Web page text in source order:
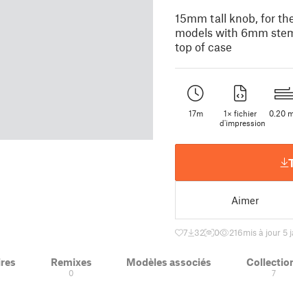
15mm tall knob, for
models with 6mm
top of case
17m
1× fichier
d'impression
0.20
Aimer
7 32 0 216mis à jour 5
Remixes
0
Modèles associés
7